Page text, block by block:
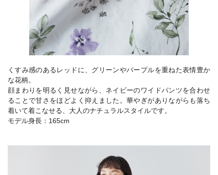
くすみ感のあるレッドに、グリーンやパープルを重ねた表情豊か
な花柄。
顔まわりを明るく見せながら、ネイビーのワイドパンツを合わせ
ることで甘さをほどよく抑えました。華やぎがありながらも落ち
着いて着こなせる、大人のナチュラルスタイルです。
モデル身長：165cm